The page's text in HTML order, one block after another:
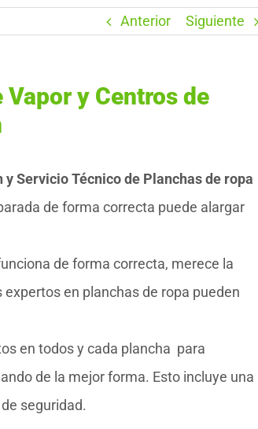
Anterior Siguiente
y Centros de
y Servicio Técnico de Planchas de ropa
de forma correcta puede alargar
de forma correcta, merece la
en planchas de ropa pueden
en todos y cada plancha para
de la mejor forma. Esto incluye una
seguridad.